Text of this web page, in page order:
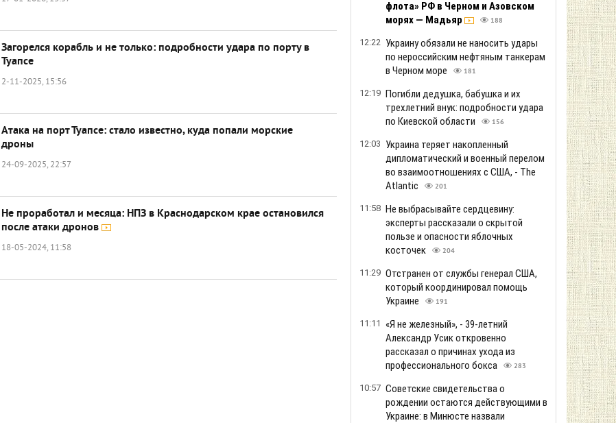
Загорелся корабль и не только: подробности удара по порту в
Туапсе
2-11-2025, 15:56
Атака на порт Туапсе: стало известно, куда попали морские
дроны
24-09-2025, 22:57
Не проработал и месяца: НПЗ в Краснодарском крае остановился
после атаки дронов
18-05-2024, 11:58
флота» РФ в Черном и Азовском
морях — Мадьяр
188
12:22 Украину обязали не наносить удары
по нероссийским нефтяным танкерам
в Черном море
181
12:19 Погибли дедушка, бабушка и их
трехлетний внук: подробности удара
по Киевской области
156
12:03 Украина теряет накопленный
дипломатический и военный перелом
во взаимоотношениях с США, - The
Atlantic
201
11:58 Не выбрасывайте сердцевину:
эксперты рассказали о скрытой
пользе и опасности яблочных
косточек
204
11:29 Отстранен от службы генерал США,
который координировал помощь
Украине
191
11:11
«Я не железный», - 39-летний
Александр Усик откровенно
рассказал о причинах ухода из
профессионального бокса
283
10:57 Советские свидетельства о
рождении остаются действующими в
Украине: в Минюсте назвали